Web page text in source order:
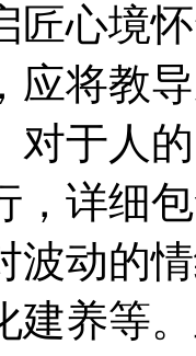
匠心境
应将教
对于人
，详细
波动的
建养等